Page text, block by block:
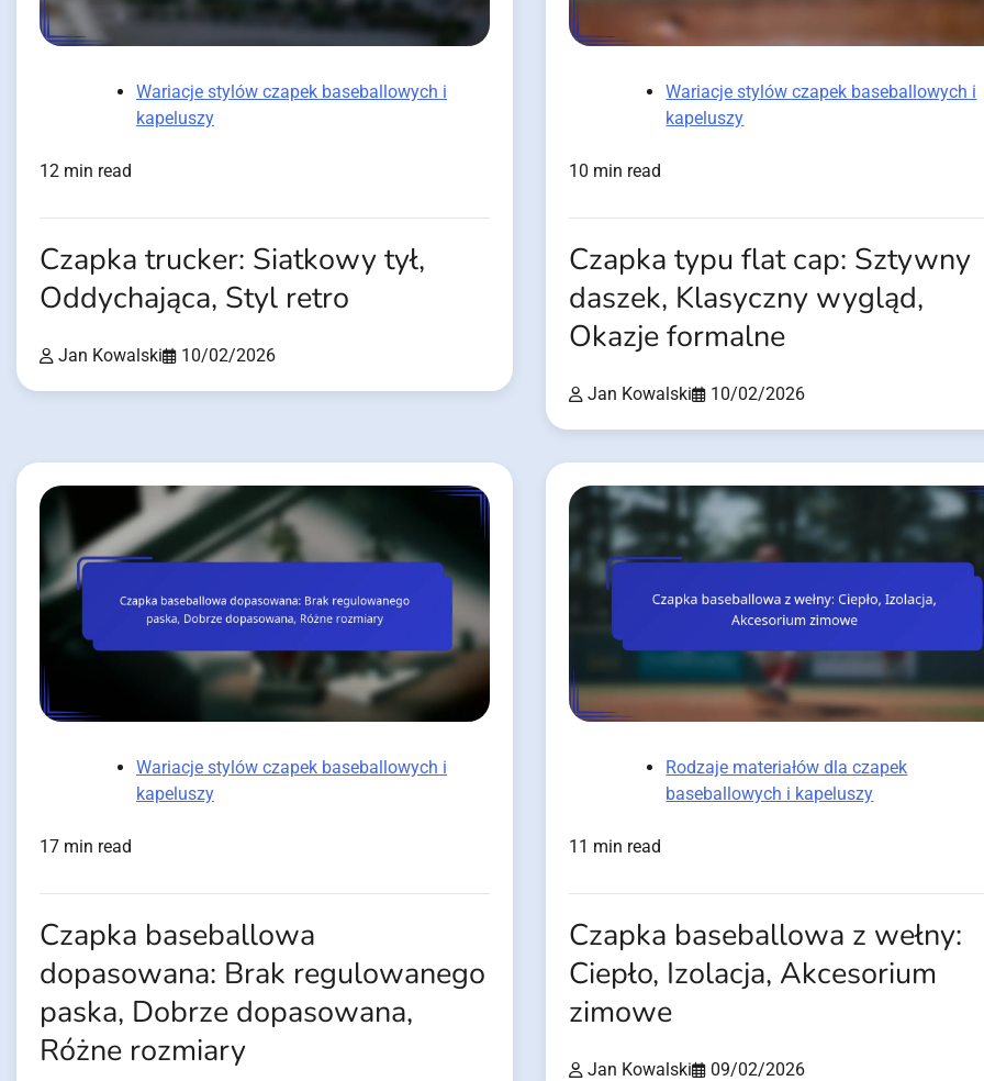
Wariacje stylów czapek baseballowych i
kapeluszy
12 min read
Czapka trucker: Siatkowy tył,
Oddychająca, Styl retro
Jan Kowalski 10/02/2026
Wariacje stylów czapek baseballowych i
kapeluszy
10 min read
Czapka typu flat cap: Sztywny
daszek, Klasyczny wygląd,
Okazje formalne
Jan Kowalski 10/02/2026
Wariacje stylów czapek baseballowych i
kapeluszy
17 min read
Czapka baseballowa
dopasowana: Brak regulowanego
paska, Dobrze dopasowana,
Różne rozmiary
Rodzaje materiałów dla czapek
baseballowych i kapeluszy
11 min read
Czapka baseballowa z wełny:
Ciepło, Izolacja, Akcesorium
zimowe
Jan Kowalski 09/02/2026